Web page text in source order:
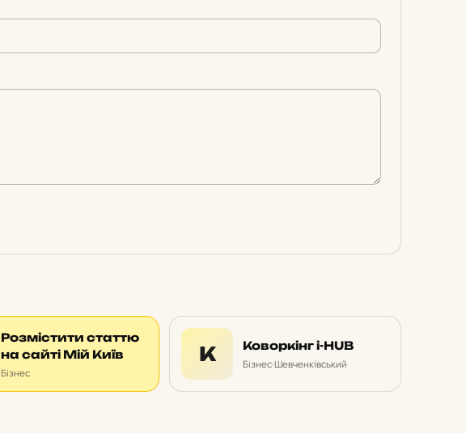
Розмістити статтю
на сайті Мій Київ
Бізнес
К Коворкінг i-HUB
Бізнес·Шевченківський